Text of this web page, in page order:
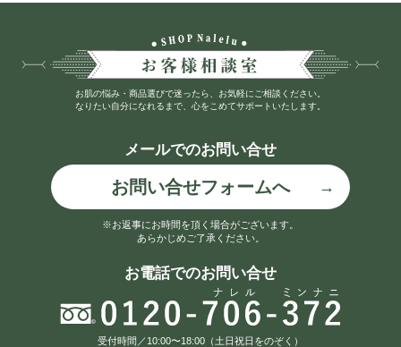
お肌の悩み・商品選びで迷ったら、お気軽にご相談ください。
なりたい自分になれるまで、心をこめてサポートいたします。
メールでのお問い合せ
お問い合せフォームへ
※お返事にお時間を頂く場合がございます。
あらかじめご了承ください。
お電話でのお問い合せ
受付時間／10:00〜18:00（土日祝日をのぞく）